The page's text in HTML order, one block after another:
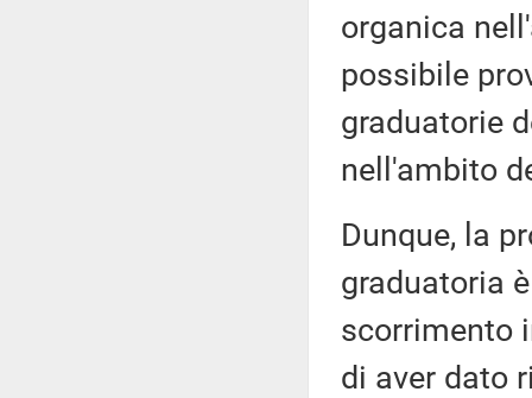
organica
possibile
graduatorie
nell'ambito
Dunque, la
graduatoria
scorrimento
di aver dato